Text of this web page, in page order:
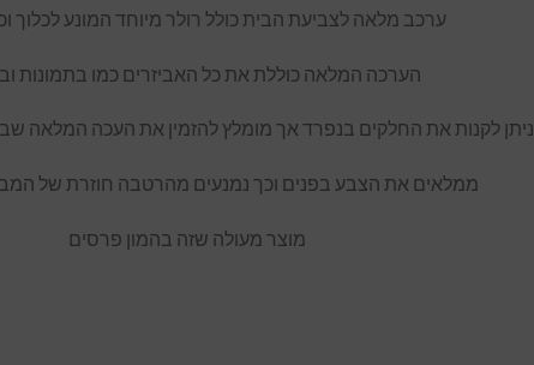
ערכב מלאה לצביעת הבית כולל רולר מיוחד המונע לכלוך
הערכה המלאה כוללת את כל האביזרים כמו בתמונות
ניתן לקנות את החלקים בנפרד אך מומלץ להזמין את העכה המלאה
ממלאים את הצבע בפנים וכך נמנעים מהרטבה חוזרת של
מוצר מעולה שזה בהמון פרסים